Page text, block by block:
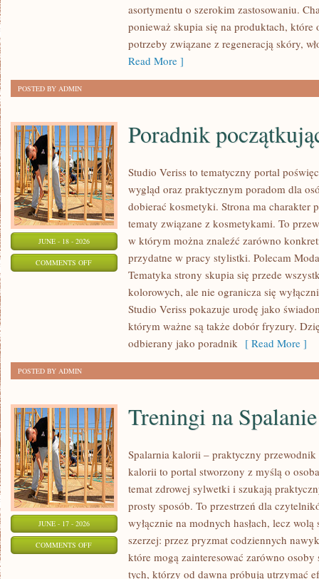
asortymentu o szerokim zastosowaniu.
ponieważ skupia się na produktach, które
potrzeby związane z regeneracją skóry,
Read More ]
POSTED BY ADMIN
JUNE - 18 - 2026
COMMENTS OFFON
POCZĄTKUJĄCEJ
Poradnik
Studio Veriss to tematyczny portal
wygląd oraz praktycznym poradom dla
dobierać kosmetyki. Strona ma charakter
tematy związane z kosmetykami. To
w którym można znaleźć zarówno
przydatne w pracy stylistki. Polecam
Tematyka strony skupia się przede
kolorowych, ale nie ogranicza się
Studio Veriss pokazuje urodę jako
którym ważne są także dobór fryzury.
odbierany jako poradnik [ Read More ]
POSTED BY ADMIN
JUNE - 17 - 2026
COMMENTS OFFON
Treningi na
Spalarnia kalorii – praktyczny
kalorii to portal stworzony z myślą o
temat zdrowej sylwetki i szukają
prosty sposób. To przestrzeń dla
wyłącznie na modnych hasłach, lecz
szerzej: przez pryzmat codziennych
które mogą zainteresować zarówno
tych, którzy od dawna próbują utrzymać